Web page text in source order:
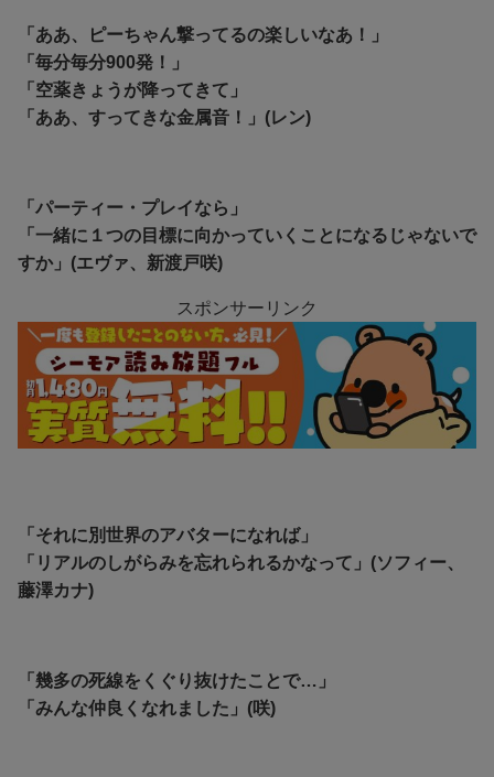
「ああ、ピーちゃん撃ってるの楽しいなあ！」
「毎分毎分900発！」
「空薬きょうが降ってきて」
「ああ、すってきな金属音！」(レン)
「パーティー・プレイなら」
「一緒に１つの目標に向かっていくことになるじゃないで
すか」(エヴァ、新渡戸咲)
スポンサーリンク
「それに別世界のアバターになれば」
「リアルのしがらみを忘れられるかなって」(ソフィー、
藤澤カナ)
「幾多の死線をくぐり抜けたことで…」
「みんな仲良くなれました」(咲)